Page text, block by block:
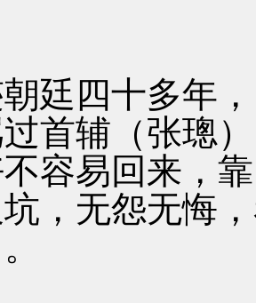
四十多年，
首辅（张璁
容易回来，
，无怨无悔